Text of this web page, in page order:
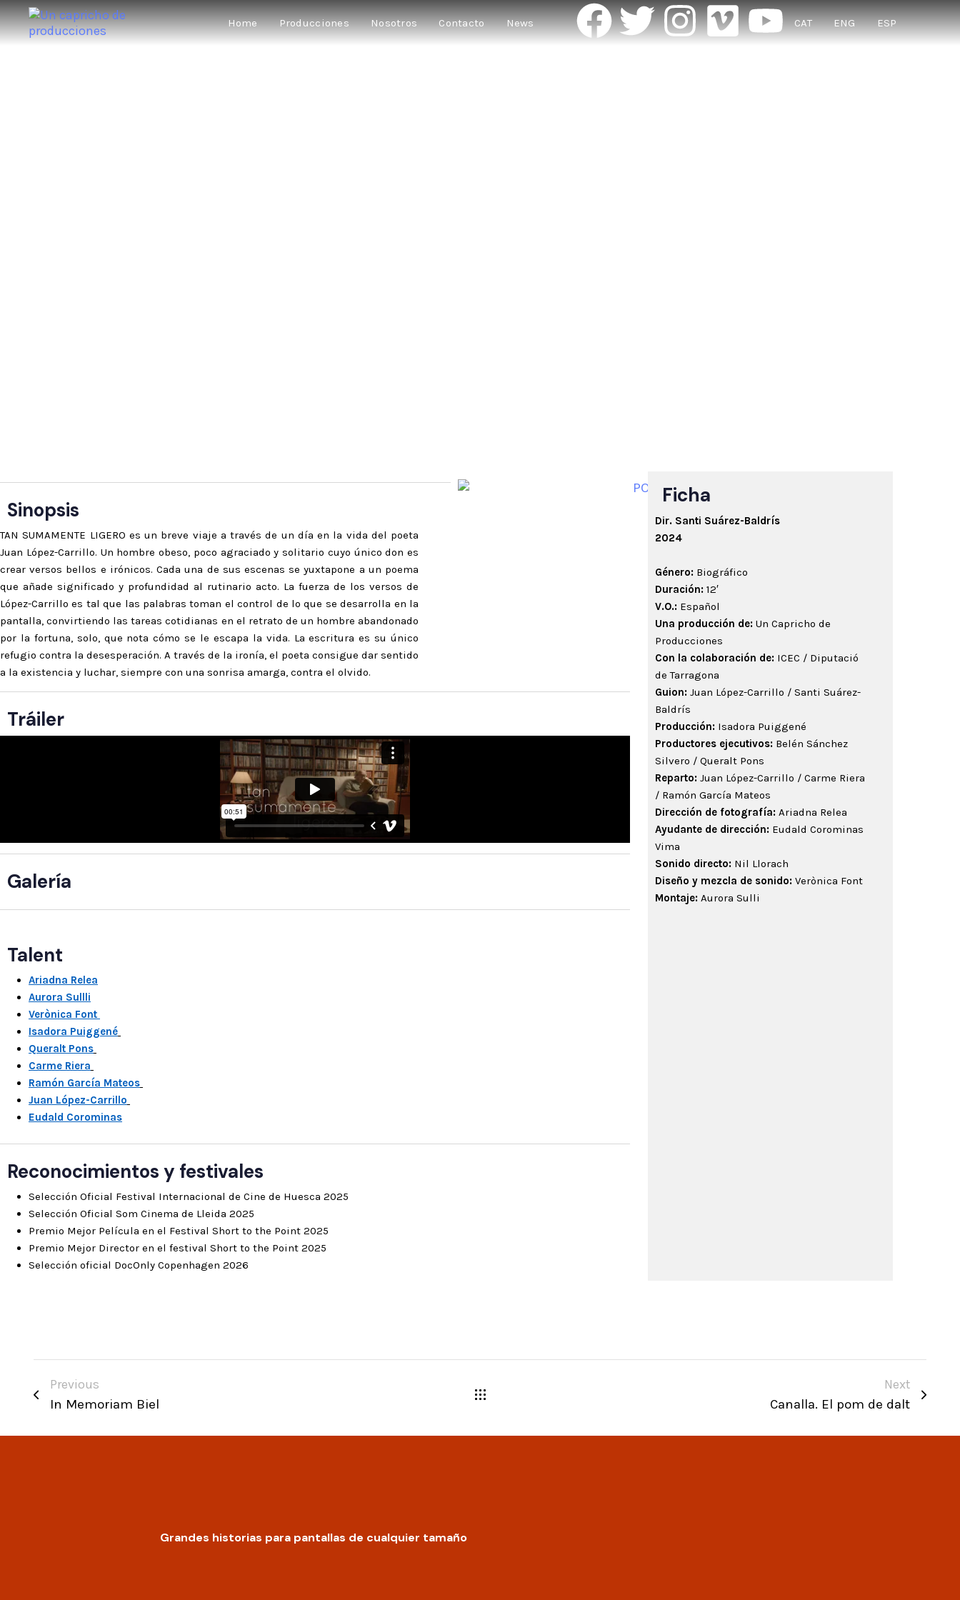
Home Producciones Nosotros Contacto News CAT ENG ESP
Sinopsis
TAN SUMAMENTE LIGERO es un breve viaje a través de un día en la vida del poeta
Juan López-Carrillo. Un hombre obeso, poco agraciado y solitario cuyo único don es
crear versos bellos e irónicos. Cada una de sus escenas se yuxtapone a un poema
que añade significado y profundidad al rutinario acto. La fuerza de los versos de
López-Carrillo es tal que las palabras toman el control de lo que se desarrolla en la
pantalla, convirtiendo las tareas cotidianas en el retrato de un hombre abandonado
por la fortuna, solo, que nota cómo se le escapa la vida. La escritura es su único
refugio contra la desesperación. A través de la ironía, el poeta consigue dar sentido
a la existencia y luchar, siempre con una sonrisa amarga, contra el olvido.
Tráiler
Galería
Talent
Ariadna Relea
Aurora Sullli
Verònica Font
Isadora Puiggené
Queralt Pons
Carme Riera
Ramón García Mateos
Juan López-Carrillo
Eudald Corominas
Reconocimientos y festivales
Selección Oficial Festival Internacional de Cine de Huesca 2025
Selección Oficial Som Cinema de Lleida 2025
Premio Mejor Película en el Festival Short to the Point 2025
Premio Mejor Director en el festival Short to the Point 2025
Selección oficial DocOnly Copenhagen 2026
Ficha
Dir. Santi Suárez-Baldrís
2024
Género: Biográfico
Duración: 12′
V.O.: Español
Una producción de: Un Capricho de
Producciones
Con la colaboración de: ICEC / Diputació
de Tarragona
Guion: Juan López-Carrillo / Santi Suárez-
Baldrís
Producción: Isadora Puiggené
Productores ejecutivos: Belén Sánchez
Silvero / Queralt Pons
Reparto: Juan López-Carrillo / Carme Riera
/ Ramón García Mateos
Dirección de fotografía: Ariadna Relea
Ayudante de dirección: Eudald Corominas
Vima
Sonido directo: Nil Llorach
Diseño y mezcla de sonido: Verònica Font
Montaje: Aurora Sulli
Previous
In Memoriam Biel
Next
Canalla. El pom de dalt
Grandes historias para pantallas de cualquier tamaño